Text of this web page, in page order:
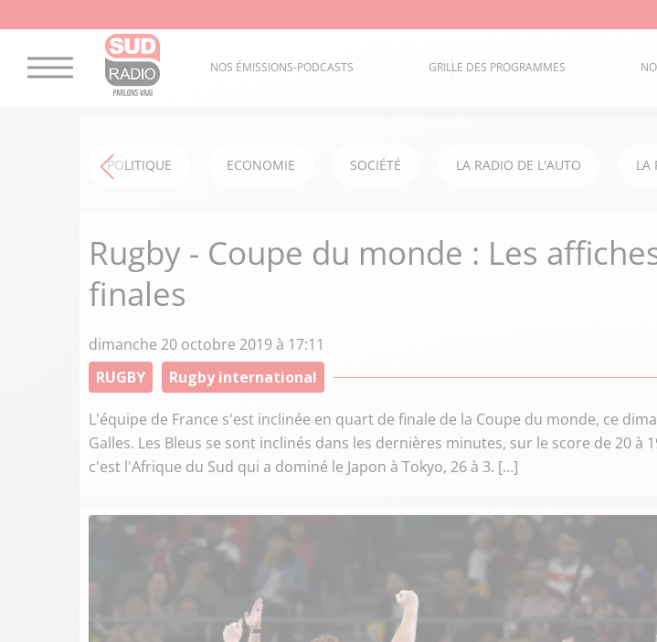
NOS ÉMISSIONS-PODCASTS GRILLE DES PROGRAMMES
POLITIQUE ECONOMIE SOCIÉTÉ LA RADIO DE L'AUTO LA
Rugby - Coupe du monde : Les
finales
dimanche 20 octobre 2019 à 17:11
RUGBY
Rugby international
L'équipe de France s'est inclinée en quart de finale de la Coupe du monde, ce
Galles. Les Bleus se sont inclinés dans les dernières minutes, sur le score de 20 à
c'est l'Afrique du Sud qui a dominé le Japon à Tokyo, 26 à 3. […]